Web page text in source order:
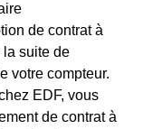
de contrat à
la suite de
votre compteur.
EDF, vous
de contrat à